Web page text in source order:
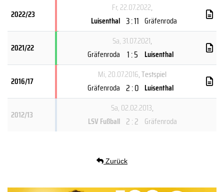
2022/23
Fr, 22.07.2022,
Luisenthal 3 : 11 Gräfenroda
2021/22
Sa, 31.07.2021,
Gräfenroda 1 : 5 Luisenthal
2016/17
Mi, 20.07.2016, Testspiel
Gräfenroda 2 : 0 Luisenthal
2012/13
Sa, 02.02.2013,
LSV Fußball 2 : 2 Gräfenroda
Zurück